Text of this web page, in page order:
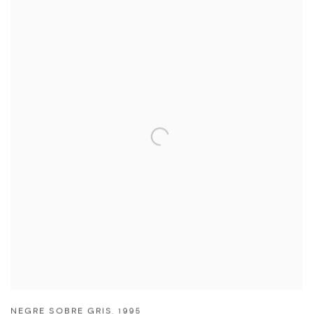
NEGRE SOBRE GRIS, 1995